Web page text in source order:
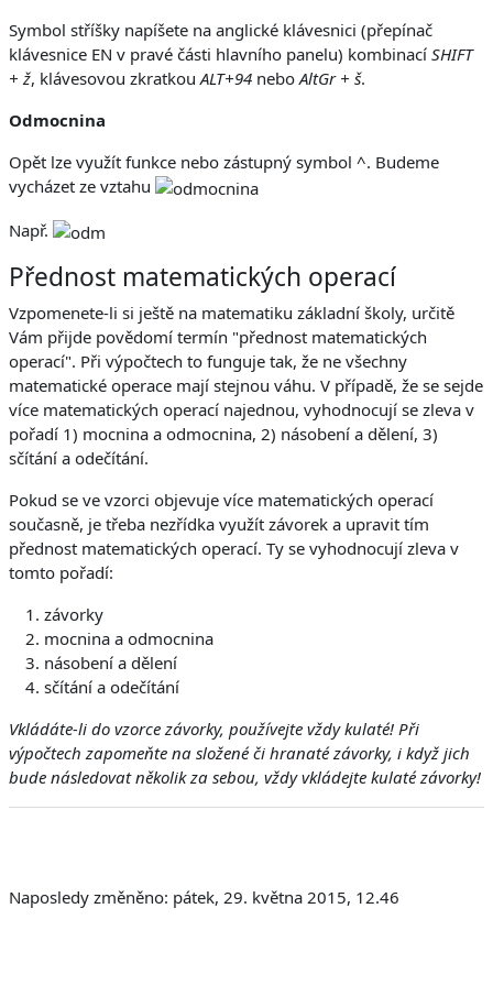
Symbol stříšky napíšete na anglické klávesnici (přepínač
klávesnice EN v pravé části hlavního panelu) kombinací SHIFT
+ ž, klávesovou zkratkou ALT+94 nebo AltGr + š.
Odmocnina
Opět lze využít funkce nebo zástupný symbol ^. Budeme
vycházet ze vztahu
Např.
Přednost matematických operací
Vzpomenete-li si ještě na matematiku základní školy, určitě
Vám přijde povědomí termín "přednost matematických
operací". Při výpočtech to funguje tak, že ne všechny
matematické operace mají stejnou váhu. V případě, že se sejde
více matematických operací najednou, vyhodnocují se zleva v
pořadí 1) mocnina a odmocnina, 2) násobení a dělení, 3)
sčítání a odečítání.
Pokud se ve vzorci objevuje více matematických operací
současně, je třeba nezřídka využít závorek a upravit tím
přednost matematických operací. Ty se vyhodnocují zleva v
tomto pořadí:
závorky
mocnina a odmocnina
násobení a dělení
sčítání a odečítání
Vkládáte-li do vzorce závorky, používejte vždy kulaté! Při
výpočtech zapomeňte na složené či hranaté závorky, i když jich
bude následovat několik za sebou, vždy vkládejte kulaté závorky!
Naposledy změněno: pátek, 29. května 2015, 12.46